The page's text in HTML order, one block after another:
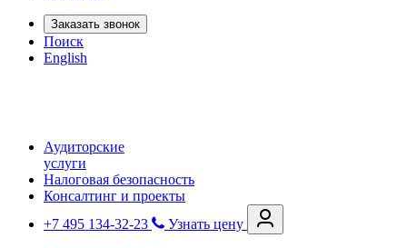
Заказать звонок
Поиск
English
Аудиторские
услуги
Налоговая безопасность
Консалтинг и проекты
+7 495 134-32-23
Узнать цену